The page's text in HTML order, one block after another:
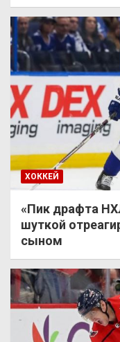
ХОККЕЙ
«Пик драфта
шуткой
сыном